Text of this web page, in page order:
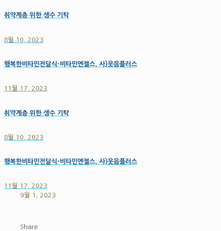
취약계층 위한 생수 기탁
8월 10, 2023
행복한비타민전달식-비타민엔젤스, 사)웃음플러스
11월 17, 2023
취약계층 위한 생수 기탁
8월 10, 2023
행복한비타민전달식-비타민엔젤스, 사)웃음플러스
11월 17, 2023
9월 1, 2023
Share